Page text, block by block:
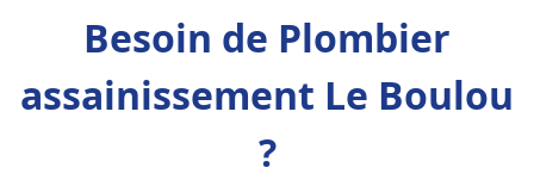
Besoin de Plombier
assainissement Le Boulou
?